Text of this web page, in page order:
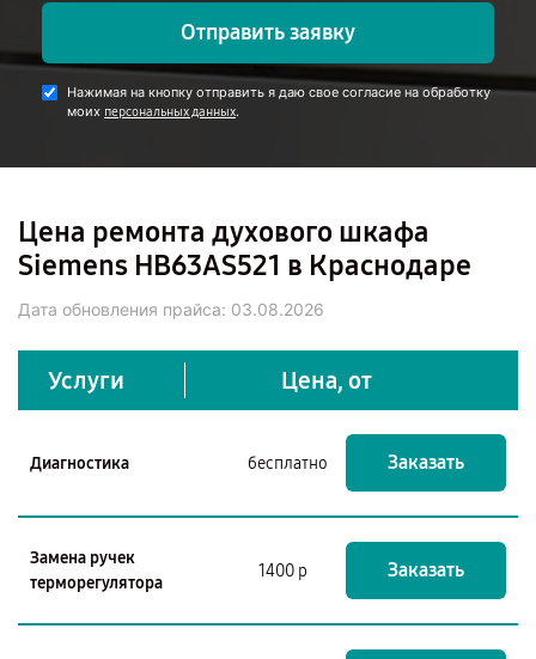
Отправить заявку
Нажимая на кнопку отправить я даю свое согласие на обработку
моих персональных данных.
Цена ремонта духового шкафа
Siemens HB63AS521 в Краснодаре
Дата обновления прайса: 03.08.2026
Услуги Цена, от
Диагностика бесплатно Заказать
Замена ручек
терморегулятора
1400 р Заказать